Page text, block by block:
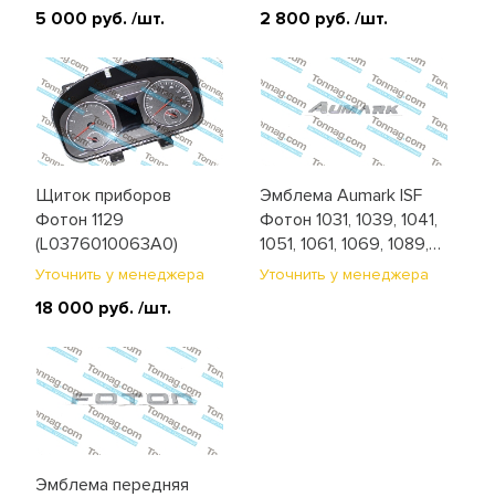
5 000 руб. /шт. 2 800 руб. /шт.
Щиток приборов
Фотон 1129
(L0376010063A0)
Уточнить у менеджера
18 000 руб. /шт.
Эмблема Aumark ISF
Фотон 1031, 1039, 1041,
1051, 1061, 1069, 1089,
1129 (1B18050500055)
Уточнить у менеджера
Эмблема передняя